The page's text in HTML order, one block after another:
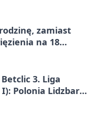
zamiast
na 18
3. Liga
Polonia Lidzbark